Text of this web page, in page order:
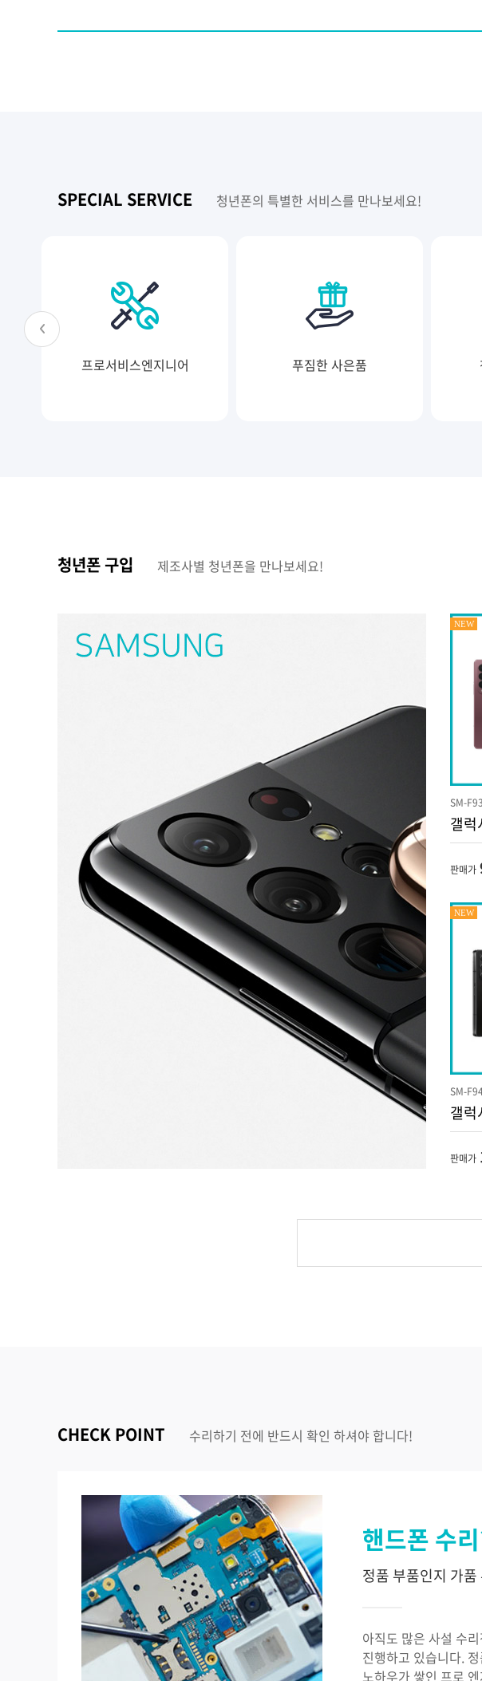
SPECIAL SERVICE 청년폰의 특별한 서비스를 만나보세요!
프로서비스엔지니어 푸짐한 사은품
청년폰 구입 제조사별 청년폰을 만나보세요!
NEW
SM-
갤럭
판매가
NEW
SM-
갤럭
판매가
CHECK POINT 수리하기 전에 반드시 확인 하셔야 합니다!
핸드폰 수
정품 부품인지 가
아직도 많은 사설 수
진행하고 있습니다.
노하우가 쌓인 프로